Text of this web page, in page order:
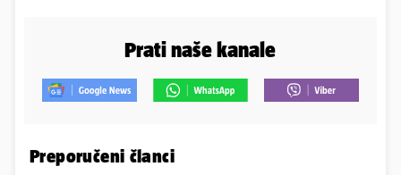
Prati naše kanale
Preporučeni članci